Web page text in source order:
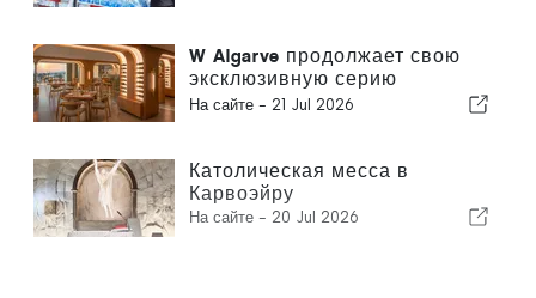
W Algarve продолжает свою
эксклюзивную серию
«Sommelier’s Table» с отелем
На сайте - 21 Jul 2026
Католическая месса в
Карвоэйру
На сайте - 20 Jul 2026